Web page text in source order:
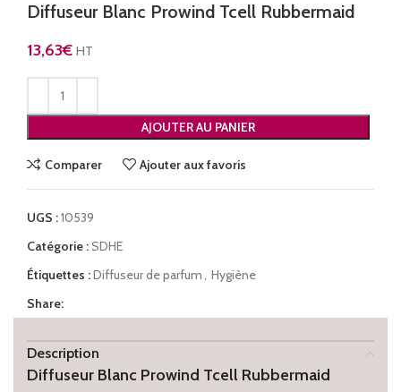
Diffuseur Blanc Prowind Tcell Rubbermaid
13,63€ HT
AJOUTER AU PANIER
Comparer Ajouter aux favoris
UGS :10539
Catégorie :SDHE
Étiquettes :Diffuseur de parfum, Hygiène
Share:
Description
Diffuseur Blanc Prowind Tcell Rubbermaid